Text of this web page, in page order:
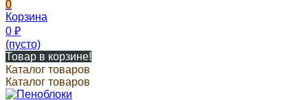
0
Корзина
0 ₽
(пусто)
Товар в корзине!
Каталог товаров
Каталог товаров